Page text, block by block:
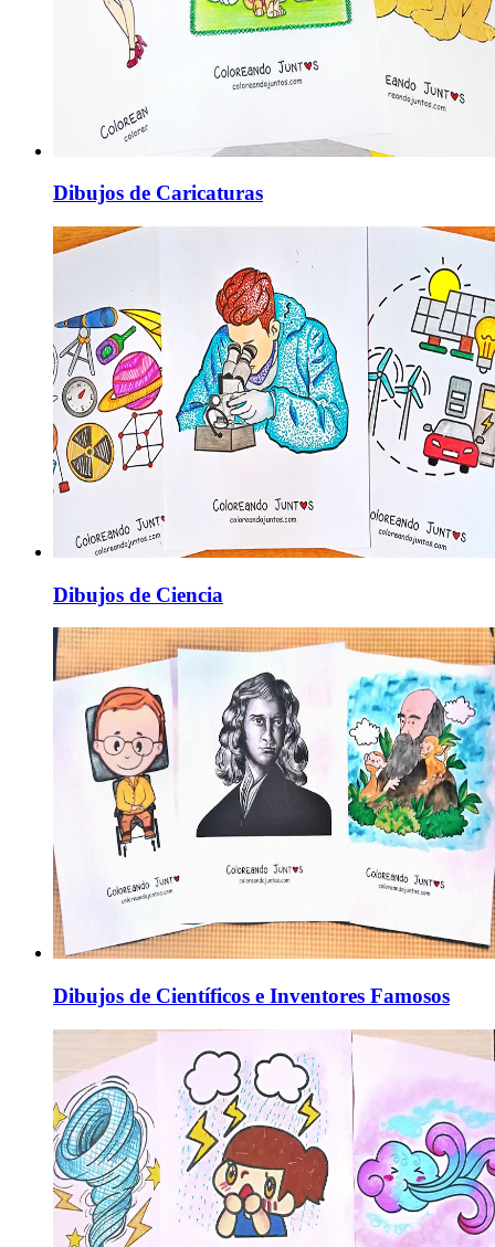
Dibujos de Caricaturas
Dibujos de Ciencia
Dibujos de Científicos e Inventores Famosos